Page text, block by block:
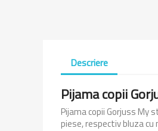
Descriere
Pijama copii
Pijama copii Gorjuss My
piese, respectiv bluza cu